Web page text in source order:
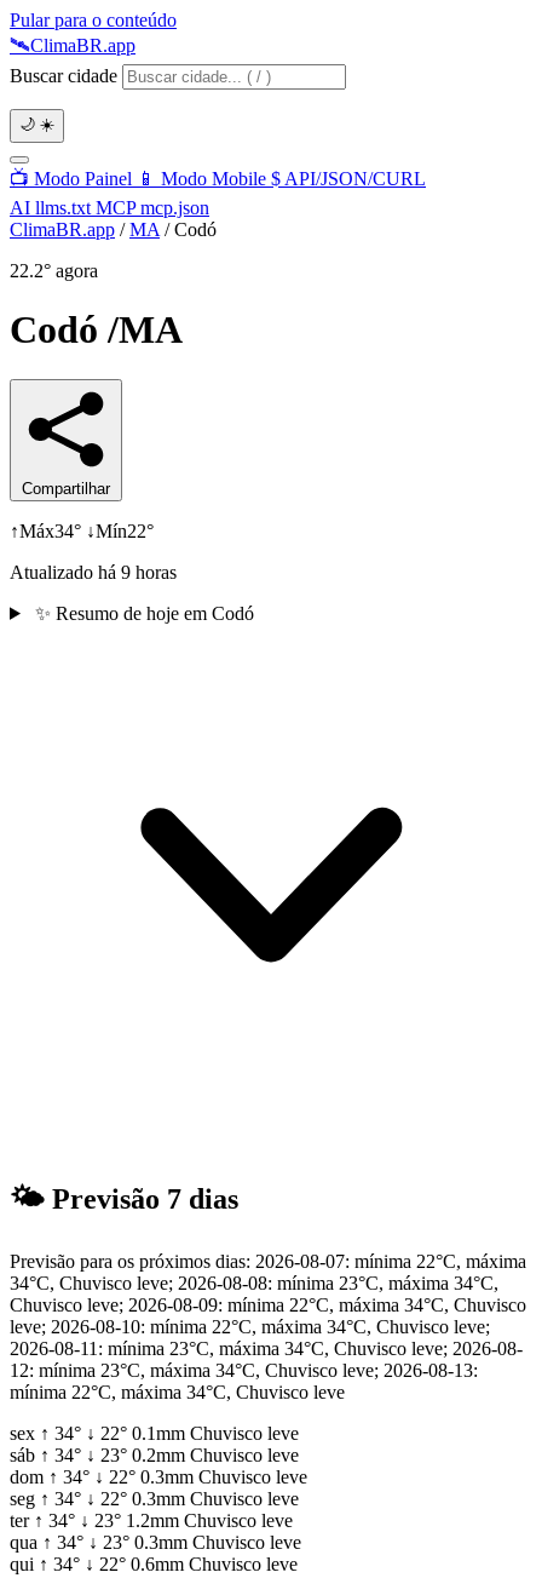
Pular para o conteúdo
🛰️ClimaBR.app
Buscar cidade
🌙 ☀️
📺 Modo Painel 📱 Modo Mobile $ API/JSON/CURL
AI llms.txt MCPmcp.json
ClimaBR.app / MA / Codó
22.2° agora
Codó/MA
Compartilhar
↑Máx34° ↓Mín22°
Atualizado há 9 horas
✨ Resumo de hoje em Codó
🌤 Previsão 7 dias
Previsão para os próximos dias: 2026-08-07: mínima 22°C, máxima
34°C, Chuvisco leve; 2026-08-08: mínima 23°C, máxima 34°C,
Chuvisco leve; 2026-08-09: mínima 22°C, máxima 34°C, Chuvisco
leve; 2026-08-10: mínima 22°C, máxima 34°C, Chuvisco leve;
2026-08-11: mínima 23°C, máxima 34°C, Chuvisco leve; 2026-08-
12: mínima 23°C, máxima 34°C, Chuvisco leve; 2026-08-13:
mínima 22°C, máxima 34°C, Chuvisco leve
sex ↑ 34° ↓ 22° 0.1mm Chuvisco leve
sáb ↑ 34° ↓ 23° 0.2mm Chuvisco leve
dom ↑ 34° ↓ 22° 0.3mm Chuvisco leve
seg ↑ 34° ↓ 22° 0.3mm Chuvisco leve
ter ↑ 34° ↓ 23° 1.2mm Chuvisco leve
qua ↑ 34° ↓ 23° 0.3mm Chuvisco leve
qui ↑ 34° ↓ 22° 0.6mm Chuvisco leve